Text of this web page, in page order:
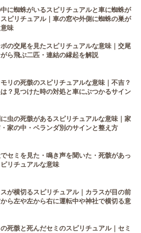
に蜘蛛がいるスピリチュアルと車に蜘蛛が
ピリチュアル｜車の窓や外側に蜘蛛の巣が
味
ボの交尾を見たスピリチュアルな意味｜交尾
がら飛ぶ二匹・連結の縁起を解説
リの死骸のスピリチュアルな意味｜不吉？
？見つけた時の対処と車にぶつかるサイン
虫の死骸があるスピリチュアルな意味｜家
家の中・ベランダ別のサインと整え方
セミを見た・鳴き声を聞いた・死骸があっ
リチュアルな意味
が横切るスピリチュアル｜カラスが目の前
ら左や左から右に運転中や神社で横切る意
死骸と死んだセミのスピリチュアル｜セミ